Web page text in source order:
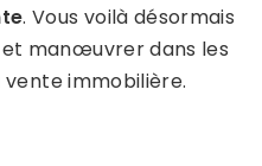
. Vous voilà désormais
manœuvrer dans les
vente immobilière.